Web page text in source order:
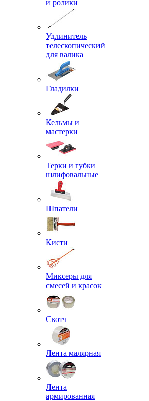
и ролики
Удлинитель
телескопический
для валика
Гладилки
Кельмы и
мастерки
Терки и губки
шлифовальные
Шпатели
Кисти
Миксеры для
смесей и красок
Скотч
Лента малярная
Лента
армированная